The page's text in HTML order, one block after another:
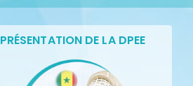
PRÉSENTATION DE LA DPEE